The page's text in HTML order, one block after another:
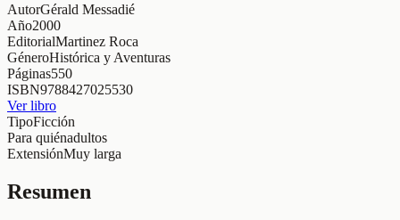
AutorGérald Messadié
Año2000
EditorialMartinez Roca
GéneroHistórica y Aventuras
Páginas550
ISBN9788427025530
Ver libro
TipoFicción
Para quiénadultos
ExtensiónMuy larga
Resumen